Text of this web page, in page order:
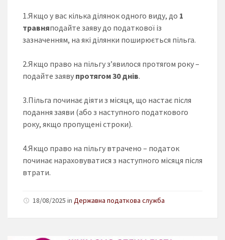
1.Якщо у вас кілька ділянок одного виду, до 1
травняподайте заяву до податкової із
зазначенням, на які ділянки поширюється пільга.
2.Якщо право на пільгу з’явилося протягом року –
подайте заяву протягом 30 днів.
3.Пільга починає діяти з місяця, що настає після
подання заяви (або з наступного податкового
року, якщо пропущені строки).
4.Якщо право на пільгу втрачено – податок
починає нараховуватися з наступного місяця після
втрати.
18/08/2025 in Державна податкова служба